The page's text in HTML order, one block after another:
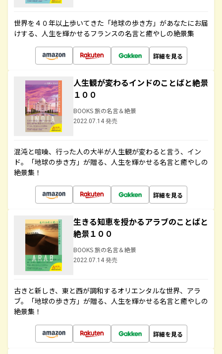
世界を４０年以上歩いてきた「地球の歩き方」があなたにお届
けする、人生を輝かせるフランスの名言と癒やしの絶景集
詳細を見る
人生観が変わるインドのことばと絶景
１００
BOOKS 旅の名言＆絶景
2022.07.14 発売
混沌と喧噪、行った人の大半が人生観が変わると言う、イン
ド。「地球の歩き方」が贈る、人生を輝かせる名言と癒やしの
絶景集！
詳細を見る
生きる知恵を授かるアラブのことばと
絶景１００
BOOKS 旅の名言＆絶景
2022.07.14 発売
古きと新しき、東と西が調和するオリエンタルな世界、アラ
ブ。「地球の歩き方」が贈る、人生を輝かせる名言と癒やしの
絶景集！
詳細を見る